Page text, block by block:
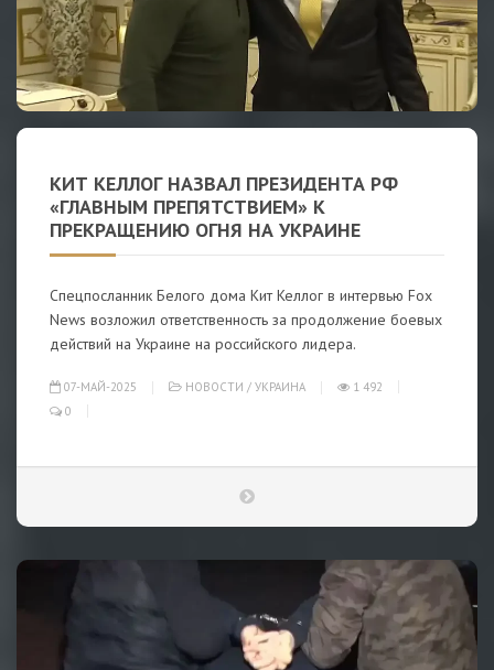
КИТ КЕЛЛОГ НАЗВАЛ ПРЕЗИДЕНТА РФ
«ГЛАВНЫМ ПРЕПЯТСТВИЕМ» К
ПРЕКРАЩЕНИЮ ОГНЯ НА УКРАИНЕ
Спецпосланник Белого дома Кит Келлог в интервью Fox
News возложил ответственность за продолжение боевых
действий на Украине на российского лидера.
07-МАЙ-2025 НОВОСТИ / УКРАИНА
1 492
0